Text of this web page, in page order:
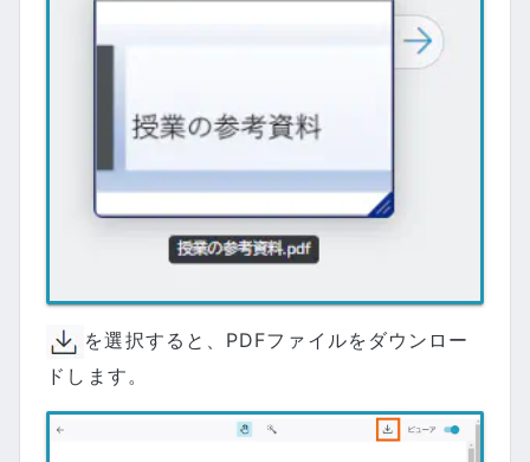
を選択すると、PDFファイルをダウンロー
ドします。